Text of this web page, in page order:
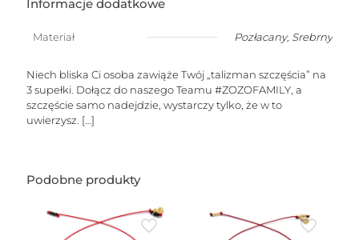
literkami
Informacje dodatkowe
Materiał Pozłacany, Srebrny
Niech bliska Ci osoba zawiąże Twój „talizman szczęścia” na
3 supełki. Dołącz do naszego Teamu #ZOZOFAMILY, a
szczęście samo nadejdzie, wystarczy tylko, że w to
uwierzysz. […]
Podobne produkty